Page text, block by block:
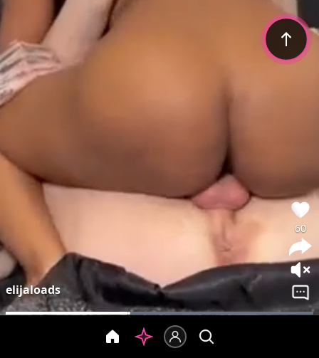
elijaloads
60